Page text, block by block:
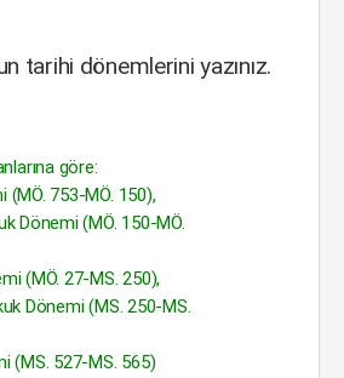
tarihi dönemlerini yazınız.
göre:
(MÖ. 753-MÖ. 150),
Dönemi (MÖ. 150-MÖ.
(MÖ. 27-MS. 250),
Dönemi (MS. 250-MS.
(MS. 527-MS. 565)